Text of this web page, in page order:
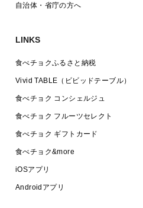
自治体・省庁の方へ
LINKS
食べチョクふるさと納税
Vivid TABLE（ビビッドテーブル）
食べチョク コンシェルジュ
食べチョク フルーツセレクト
食べチョク ギフトカード
食べチョク&more
iOSアプリ
Androidアプリ